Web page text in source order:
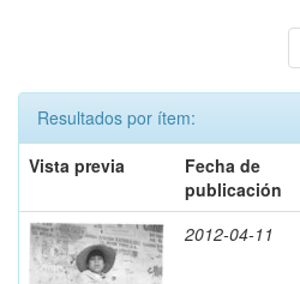
Resultados por ítem:
Vista previa
Fecha de
publicación
2012-04-11